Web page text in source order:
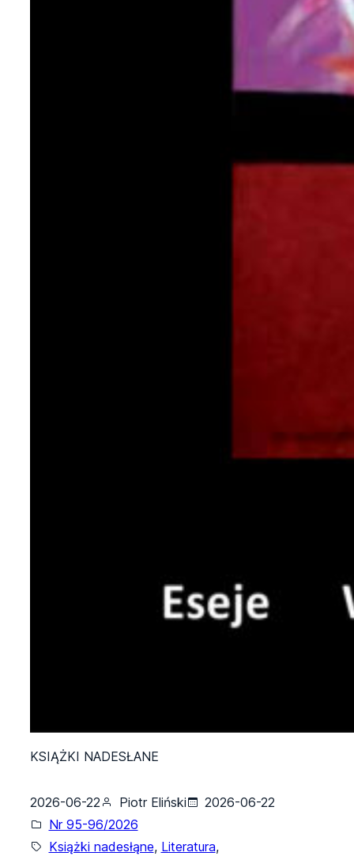
KSIĄŻKI NADESŁANE
2026-06-22 Piotr Eliński
2026-06-22
Nr 95-96/2026
Książki nadesłąne, Literatura,